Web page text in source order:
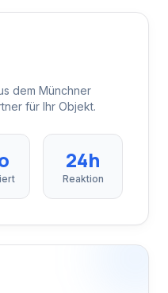
dem Münchner
für Ihr Objekt.
24h
Reaktion